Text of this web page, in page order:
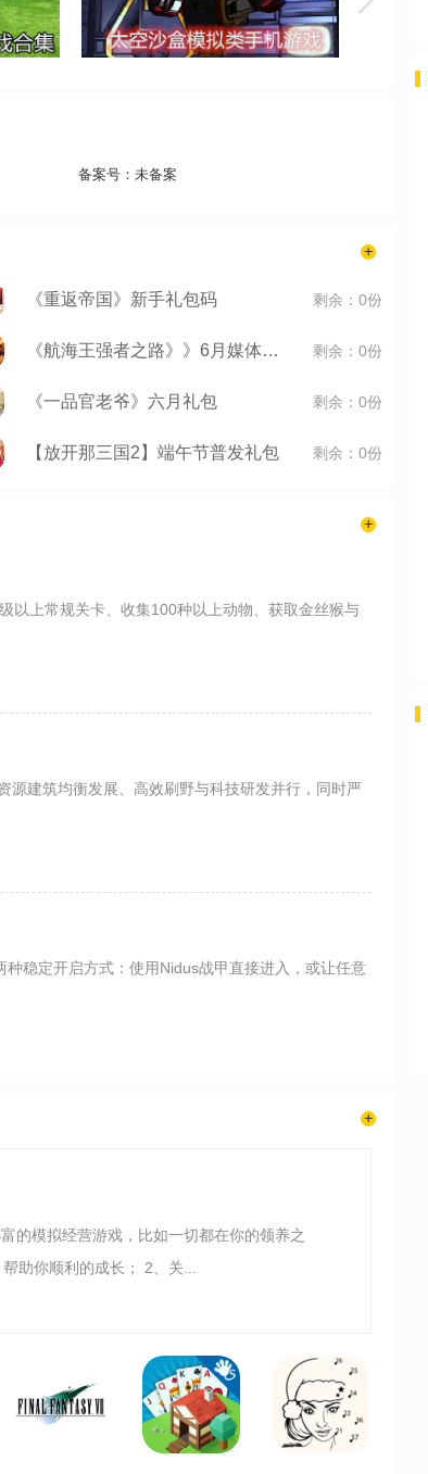
备案号： 未备案
《重返帝国》新手礼包码 剩余：0份
《航海王强者之路》》6月媒体礼包 剩余：0份
《一品官老爷》六月礼包 剩余：0份
【放开那三国2】端午节普发礼包 剩余：0份
以上常规关卡、收集100种以上动物、获取金丝猴与
源建筑均衡发展、高效刷野与科技研发并行，同时严
稳定开启方式：使用Nidus战甲直接进入，或让任意
的模拟经营游戏，比如一切都在你的领养之
助你顺利的成长； 2、关...